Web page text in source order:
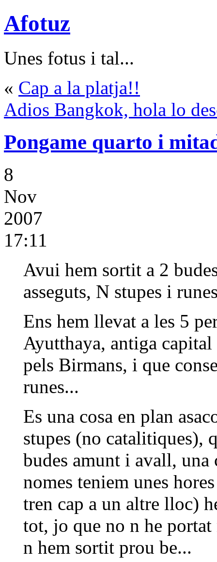
Afotuz
Unes fotus i tal...
« Cap a la platja!!
Adios Bangkok, hola lo
Pongame quarto i
8
Nov
2007
17:11
Avui hem sortit a 2
asseguts, N stupes i
Ens hem llevat a les 5
Ayutthaya, antiga capital
pels Birmans, i que
runes...
Es una cosa en plan
stupes (no catalitiques),
budes amunt i avall,
nomes teniem unes
tren cap a un altre lloc)
tot, jo que no n he portat
n hem sortit prou be...